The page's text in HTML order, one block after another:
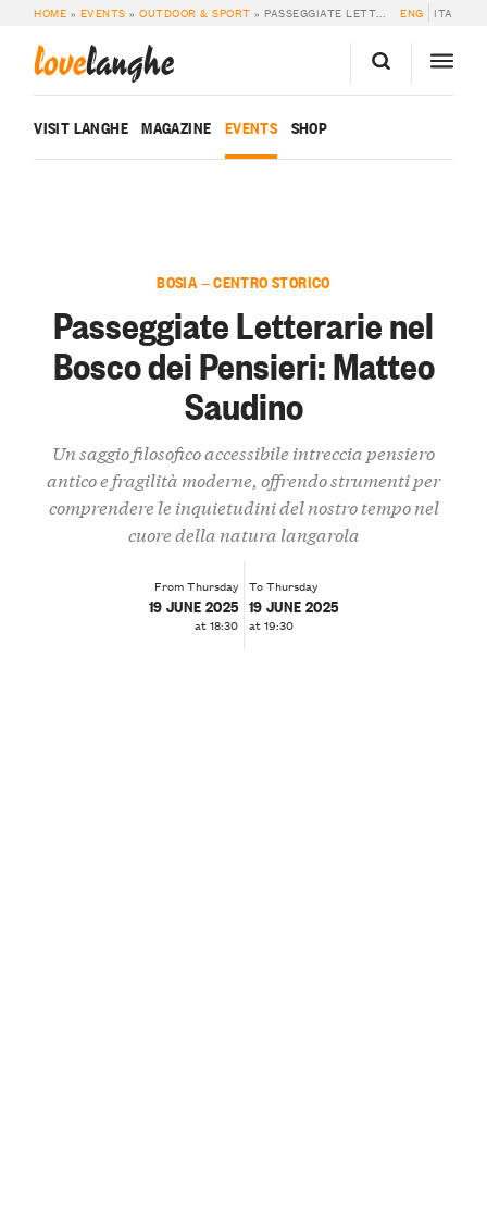
HOME » EVENTS »OUTDOOR & SPORT » PASSEGGIATE LETTERARIE NEL BOSCO DEI PENSIERI: MATTEO SAUDINO ENG ITA
lovelanghe
VISIT LANGHE MAGAZINE EVENTS SHOP
BOSIA — CENTRO STORICO
Passeggiate Letterarie nel
Bosco dei Pensieri: Matteo
Saudino
Un saggio filosofico accessibile intreccia pensiero
antico e fragilità moderne, offrendo strumenti per
comprendere le inquietudini del nostro tempo nel
cuore della natura langarola
From Thursday
19 JUNE 2025
at 18:30
To Thursday
19 JUNE 2025
at 19:30